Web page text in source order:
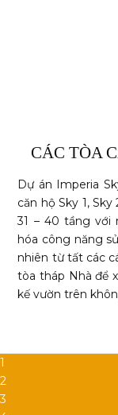
CÁC TÒA
Dự án Imperia
căn hộ Sky 1, Sky
31 – 40 tầng
hóa công năng
nhiên từ tất các
tòa tháp Nhà để
kế vườn trên
1
2
3